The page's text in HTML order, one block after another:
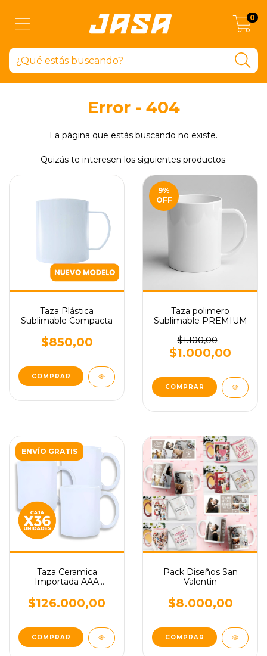
0
Error - 404
La página que estás buscando no existe.
Quizás te interesen los siguientes productos.
Taza Plástica
Sublimable Compacta
$850,00
9%
OFF
Taza polimero
Sublimable PREMIUM
$1.100,00
$1.000,00
ENVÍO GRATIS
Taza Ceramica
Importada AAA
Unidades
$126.000,00
Pack Diseños San
Valentin
$8.000,00